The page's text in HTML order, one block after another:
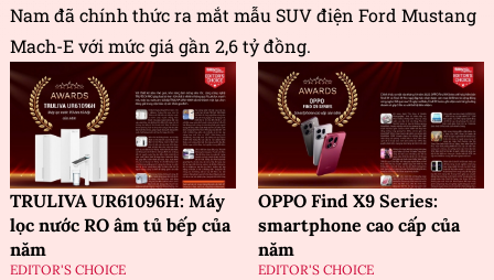
Nam đã chính thức ra mắt mẫu SUV điện Ford Mustang
Mach-E với mức giá gần 2,6 tỷ đồng.
TRULIVA UR61096H: Máy
lọc nước RO âm tủ bếp của
năm
EDITOR'S CHOICE
OPPO Find X9 Series:
smartphone cao cấp của
năm
EDITOR'S CHOICE